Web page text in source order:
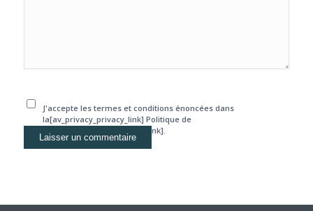
J'accepte les termes et conditions énoncées dans
la[av_privacy_privacy_link] Politique de
confidentialité[/av_privacy_link].